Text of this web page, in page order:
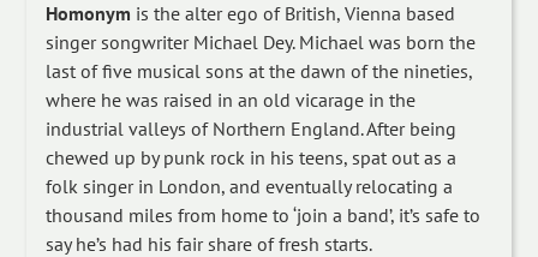
Homonym is the alter ego of British, Vienna based
singer songwriter Michael Dey. Michael was born the
last of five musical sons at the dawn of the nineties,
where he was raised in an old vicarage in the
industrial valleys of Northern England. After being
chewed up by punk rock in his teens, spat out as a
folk singer in London, and eventually relocating a
thousand miles from home to ‘join a band’, it’s safe to
say he’s had his fair share of fresh starts.